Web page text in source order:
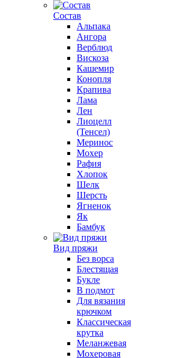
Состав
Альпака
Ангора
Верблюд
Вискоза
Кашемир
Конопля
Крапива
Лама
Лен
Лиоцелл
(Тенсел)
Меринос
Мохер
Рафия
Хлопок
Шелк
Шерсть
Ягненок
Як
Бамбук
Вид пряжи
Без ворса
Блестящая
Букле
В подмот
Для вязания
крючком
Классическая
крутка
Меланжевая
Мохеровая